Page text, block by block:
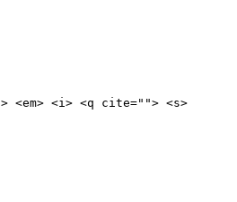
<i> <q cite=""> <s>